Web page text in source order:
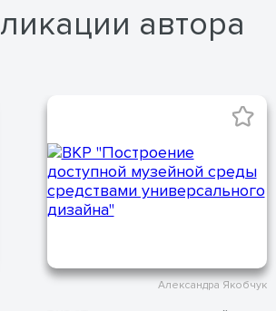
автора
Александра Якобчук